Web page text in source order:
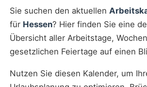
Sie suchen den aktuellen
für Hessen? Hier finden Sie eine
Übersicht aller Arbeitstage,
gesetzlichen Feiertage auf einen
Nutzen Sie diesen Kalender, um